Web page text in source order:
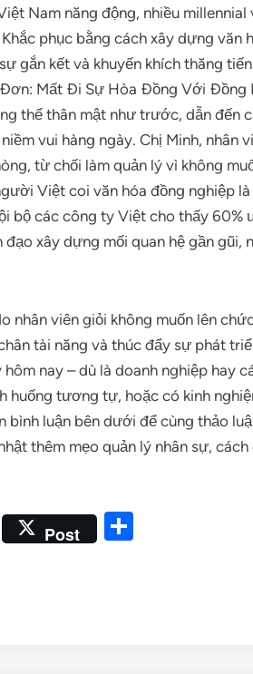
Nam năng động, nhiều
phục bằng cách xây dựng văn
gắn kết và khuyến khích thăng
Mất Đi Sự Hòa Đồng Với Đồng
thể thân mật như trước, dẫn đến
vui hàng ngày. Chị Minh, nhân
từ chối làm quản lý vì không
Việt coi văn hóa đồng nghiệp
bộ các công ty Việt cho thấy
đạo xây dựng mối quan hệ gần
nhân viên giỏi không muốn lên
tài năng và thúc đẩy sự phát
nay – dù là doanh nghiệp hay
huống tương tự, hoặc có kinh
bình luận bên dưới để cùng thảo
thêm mẹo quản lý nhân sự,
Pinterest
Post